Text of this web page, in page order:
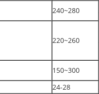
240~280
220~260
150~300
24-28